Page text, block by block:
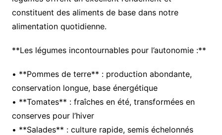
constituent des aliments de base dans notre
alimentation quotidienne.
**Les légumes incontournables pour l’autonomie :**
• **Pommes de terre** : production abondante,
conservation longue, base énergétique
• **Tomates** : fraîches en été, transformées en
conserves pour l’hiver
• **Salades** : culture rapide, semis échelonnés